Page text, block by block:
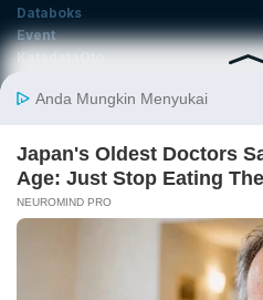
Databoks
Event
KatadataOto
Email